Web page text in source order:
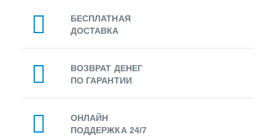
БЕСПЛАТНАЯ
ДОСТАВКА
ВОЗВРАТ ДЕНЕГ
ПО ГАРАНТИИ
ОНЛАЙН
ПОДДЕРЖКА 24/7